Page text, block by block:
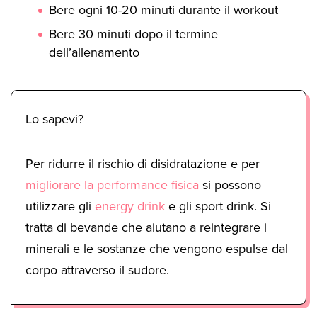
Bere ogni 10-20 minuti durante il workout
Bere 30 minuti dopo il termine
dell’allenamento
Lo sapevi?
Per ridurre il rischio di disidratazione e per
migliorare la performance fisica si possono
utilizzare gli energy drinke gli sport drink. Si
tratta di bevande che aiutano a reintegrare i
minerali e le sostanze che vengono espulse dal
corpo attraverso il sudore.